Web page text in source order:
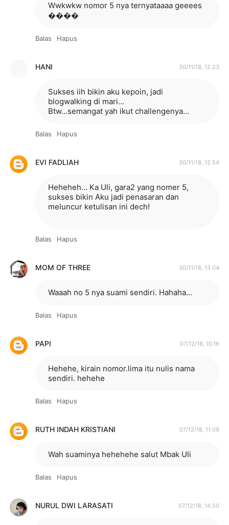
Wwkwkw nomor 5 nya ternyataaaa geeees
����
Balas Hapus
HANI 30/11/18, 12.23
Sukses iih bikin aku kepoin, jadi
blogwalking di mari...
Btw...semangat yah ikut challengenya...
Balas Hapus
EVI FADLIAH 30/11/18, 12.54
Heheheh... Ka Uli, gara2 yang nomer 5,
sukses bikin Aku jadi penasaran dan
meluncur ketulisan ini dech!
Balas Hapus
MOM OF THREE 30/11/18, 13.04
Waaah no 5 nya suami sendiri. Hahaha...
Balas Hapus
PAPI 07/12/18, 10.16
Hehehe, kirain nomor.lima itu nulis nama
sendiri. hehehe
Balas Hapus
RUTH INDAH KRISTIANI 07/12/18, 11.09
Wah suaminya hehehehe salut Mbak Uli
Balas Hapus
NURUL DWI LARASATI 07/12/18, 14.50